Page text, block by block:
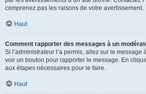
comprenez pas les raisons de votre avertissement.
Haut
Comment rapporter des messages à un
Si l’administrateur l’a permis, allez sur le message
voir un bouton pour rapporter le message. En
aux étapes nécessaires pour le faire.
Haut